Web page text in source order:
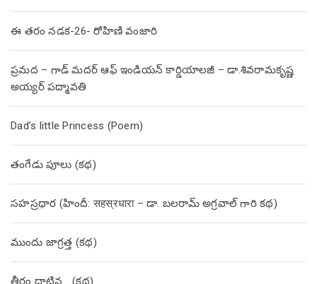
ఈ తరం నడక-26- రోహిణి వంజారి
ప్రమద – గాడ్ మదర్ ఆఫ్ ఇండియన్ కార్డియాలజీ – డా.శివరామకృష్ణ
అయ్యర్ పద్మావతి
Dad’s little Princess (Poem)
తంగేడు పూలు (క‌థ‌)
సహస్రధార (హిందీ: सहस्रधारा – డా. బలరామ్ అగ్రవాల్ గారి కథ)
ముందు జాగ్రత్త (క‌థ‌)
తీరం దాటిన… (క‌థ‌)